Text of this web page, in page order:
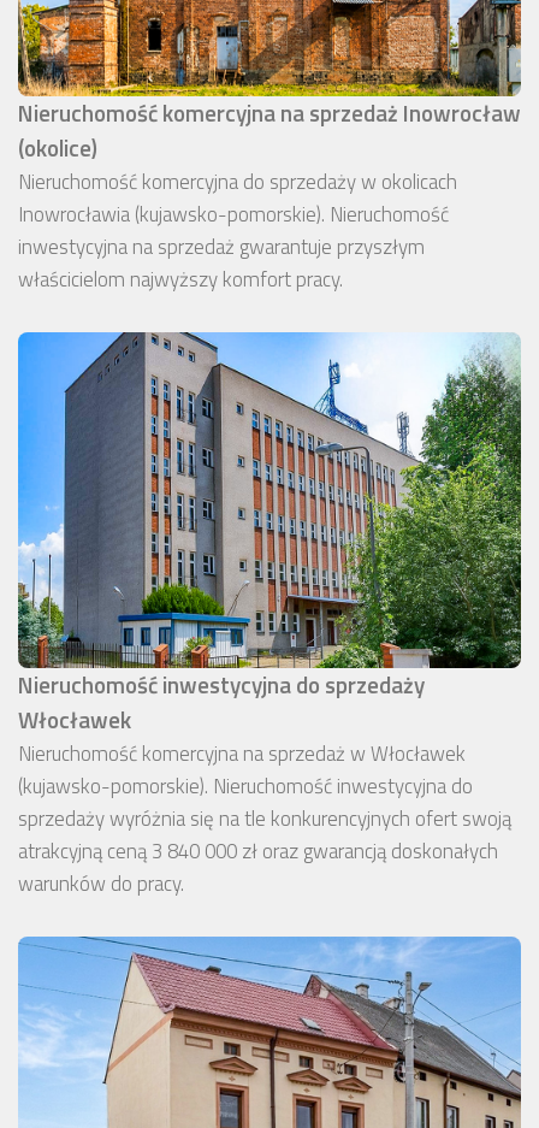
Nieruchomość komercyjna na sprzedaż Inowrocław
(okolice)
Nieruchomość komercyjna do sprzedaży w okolicach
Inowrocławia (kujawsko-pomorskie). Nieruchomość
inwestycyjna na sprzedaż gwarantuje przyszłym
właścicielom najwyższy komfort pracy.
Nieruchomość inwestycyjna do sprzedaży
Włocławek
Nieruchomość komercyjna na sprzedaż w Włocławek
(kujawsko-pomorskie). Nieruchomość inwestycyjna do
sprzedaży wyróżnia się na tle konkurencyjnych ofert swoją
atrakcyjną ceną 3 840 000 zł oraz gwarancją doskonałych
warunków do pracy.